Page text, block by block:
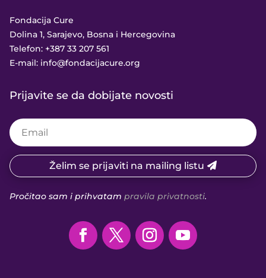
Fondacija Cure
Dolina 1, Sarajevo, Bosna i Hercegovina
Telefon: +387 33 207 561
E-mail: info@fondacijacure.org
Prijavite se da dobijate novosti
Želim se prijaviti na mailing listu
Pročitao sam i prihvatam pravila privatnosti.